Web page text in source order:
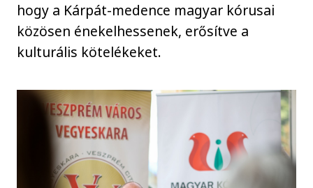
hogy a Kárpát-medence magyar kórusai
közösen énekelhessenek, erősítve a
kulturális kötelékeket.